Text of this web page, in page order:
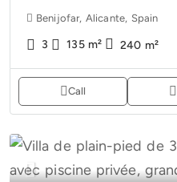
Benijofar, Alicante, Spain
3 135 m² 240 m²
Call